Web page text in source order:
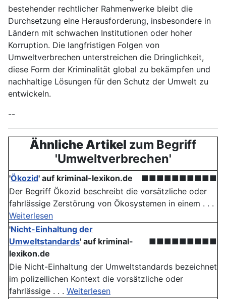
bestehender rechtlicher Rahmenwerke bleibt die
Durchsetzung eine Herausforderung, insbesondere in
Ländern mit schwachen Institutionen oder hoher
Korruption. Die langfristigen Folgen von
Umweltverbrechen unterstreichen die Dringlichkeit,
diese Form der Kriminalität global zu bekämpfen und
nachhaltige Lösungen für den Schutz der Umwelt zu
entwickeln.
--
Ähnliche Artikel zum Begriff
'Umweltverbrechen'
'Ökozid' auf kriminal-lexikon.de
■■■■■■■■■■
Der Begriff Ökozid beschreibt die vorsätzliche oder
fahrlässige Zerstörung von Ökosystemen in einem . . .
Weiterlesen
'Nicht-Einhaltung der
Umweltstandards' auf kriminal-
lexikon.de
■■■■■■■■■
Die Nicht-Einhaltung der Umweltstandards bezeichnet
im polizeilichen Kontext die vorsätzliche oder
fahrlässige . . . Weiterlesen